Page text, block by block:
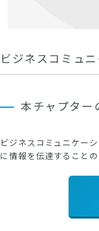
ビジネスコミュ
本チャプター
ビジネスコミュニケー
に情報を伝達することの